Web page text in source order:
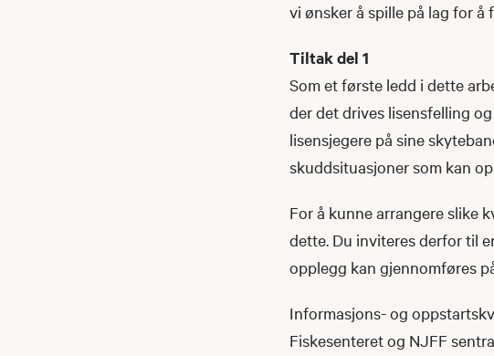
vi ønsker å spille på lag for å
Tiltak del 1
Som et første ledd i dette
der det drives lisensfelling
lisensjegere på sine
skuddsituasjoner som kan
For å kunne arrangere slike
dette. Du inviteres derfor til
opplegg kan gjennomføres
Informasjons- og
Fiskesenteret og NJFF